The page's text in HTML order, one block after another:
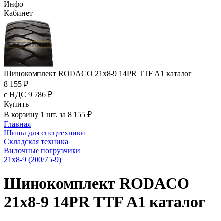
Инфо
Кабинет
Шинокомплект RODACO 21x8-9 14PR TTF A1 каталог
8 155 ₽
с НДС 9 786 ₽
Купить
В корзину 1 шт. за 8 155 ₽
Главная
Шины для спецтехники
Складская техника
Вилочные погрузчики
21x8-9 (200/75-9)
Шинокомплект RODACO
21x8-9 14PR TTF A1 каталог